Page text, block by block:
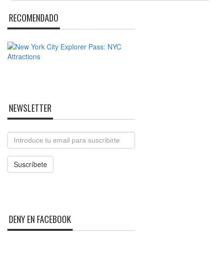
RECOMENDADO
NEWSLETTER
Email
Suscríbete
DENY EN FACEBOOK